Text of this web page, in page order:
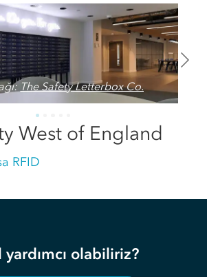
The Safety Letterbox Co.
West of England
RFID
yardımcı olabiliriz?